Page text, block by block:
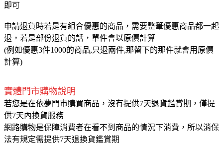
即可
申請退貨時若是有組合優惠的商品，需要整筆優惠商品都一起
退，若是部份退貨的話，單件會以原價計算
(例如優惠3件1000的商品,只退兩件,那留下的那件就會用原價
計算)
實體門市購物說明
若您是在依夢門市購買商品，沒有提供7天退貨鑑賞期，僅提
供7天內換貨服務
網路購物是保障消費者在看不到商品的情況下消費，所以消保
法有規定需提供7天退換貨鑑賞期